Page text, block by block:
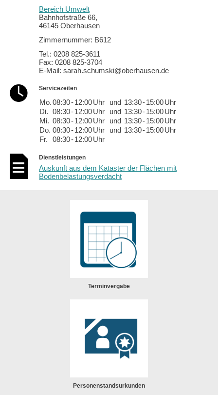
Bereich Umwelt
Bahnhofstraße 66,
46145 Oberhausen
Zimmernummer: B612
Tel.: 0208 825-3611
Fax: 0208 825-3704
E-Mail: sarah.schumski@oberhausen.de
Servicezeiten
Mo.08:30-12:00Uhr und 13:30-15:00Uhr
Di. 08:30-12:00Uhr und 13:30-15:00Uhr
Mi. 08:30-12:00Uhr und 13:30-15:00Uhr
Do. 08:30-12:00Uhr und 13:30-15:00Uhr
Fr.
08:30-12:00Uhr
Dienstleistungen
Auskunft aus dem Kataster der Flächen mit
Bodenbelastungsverdacht
Terminvergabe
Personenstandsurkunden